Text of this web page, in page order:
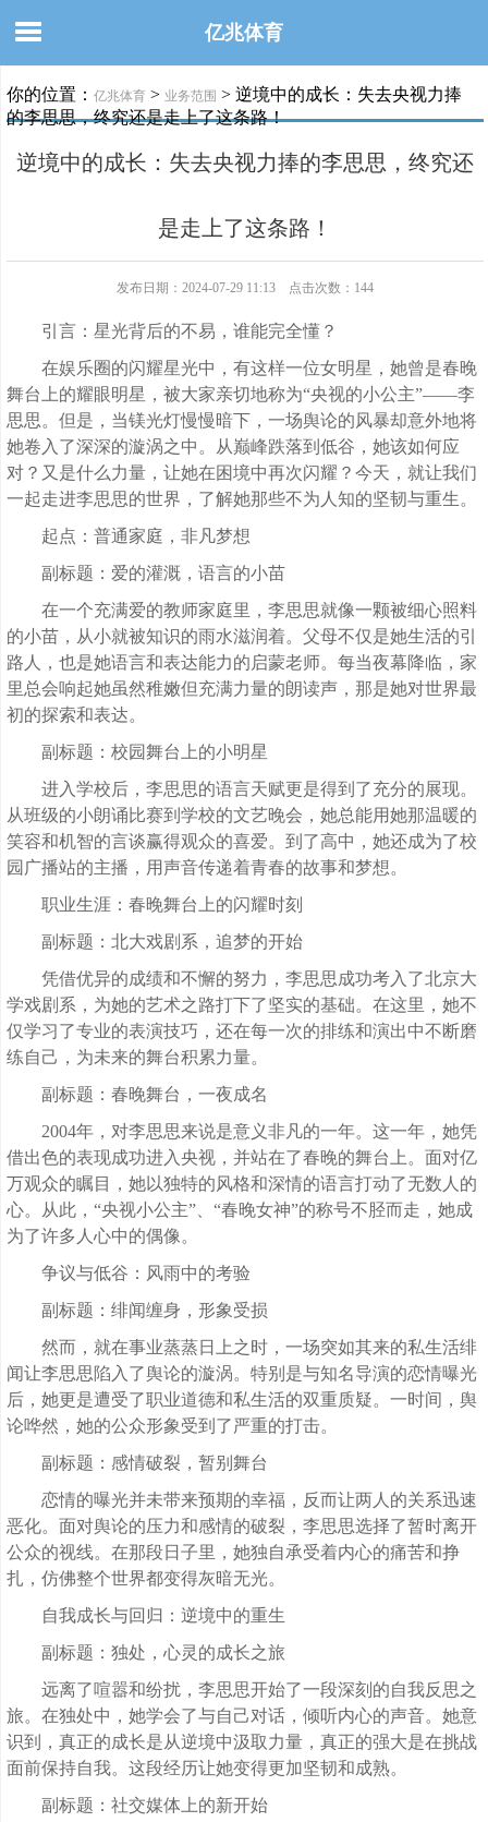
亿兆体育
你的位置： 亿兆体育 > 业务范围 > 逆境中的成长：失去央视力捧
的李思思，终究还是走上了这条路！
逆境中的成长：失去央视力捧的李思思，终究还
是走上了这条路！
发布日期：2024-07-29 11:13 点击次数：144
引言：星光背后的不易，谁能完全懂？
在娱乐圈的闪耀星光中，有这样一位女明星，她曾是春晚
舞台上的耀眼明星，被大家亲切地称为“央视的小公主”——李
思思。但是，当镁光灯慢慢暗下，一场舆论的风暴却意外地将
她卷入了深深的漩涡之中。从巅峰跌落到低谷，她该如何应
对？又是什么力量，让她在困境中再次闪耀？今天，就让我们
一起走进李思思的世界，了解她那些不为人知的坚韧与重生。
起点：普通家庭，非凡梦想
副标题：爱的灌溉，语言的小苗
在一个充满爱的教师家庭里，李思思就像一颗被细心照料
的小苗，从小就被知识的雨水滋润着。父母不仅是她生活的引
路人，也是她语言和表达能力的启蒙老师。每当夜幕降临，家
里总会响起她虽然稚嫩但充满力量的朗读声，那是她对世界最
初的探索和表达。
副标题：校园舞台上的小明星
进入学校后，李思思的语言天赋更是得到了充分的展现。
从班级的小朗诵比赛到学校的文艺晚会，她总能用她那温暖的
笑容和机智的言谈赢得观众的喜爱。到了高中，她还成为了校
园广播站的主播，用声音传递着青春的故事和梦想。
职业生涯：春晚舞台上的闪耀时刻
副标题：北大戏剧系，追梦的开始
凭借优异的成绩和不懈的努力，李思思成功考入了北京大
学戏剧系，为她的艺术之路打下了坚实的基础。在这里，她不
仅学习了专业的表演技巧，还在每一次的排练和演出中不断磨
练自己，为未来的舞台积累力量。
副标题：春晚舞台，一夜成名
2004年，对李思思来说是意义非凡的一年。这一年，她凭
借出色的表现成功进入央视，并站在了春晚的舞台上。面对亿
万观众的瞩目，她以独特的风格和深情的语言打动了无数人的
心。从此，“央视小公主”、“春晚女神”的称号不胫而走，她成
为了许多人心中的偶像。
争议与低谷：风雨中的考验
副标题：绯闻缠身，形象受损
然而，就在事业蒸蒸日上之时，一场突如其来的私生活绯
闻让李思思陷入了舆论的漩涡。特别是与知名导演的恋情曝光
后，她更是遭受了职业道德和私生活的双重质疑。一时间，舆
论哗然，她的公众形象受到了严重的打击。
副标题：感情破裂，暂别舞台
恋情的曝光并未带来预期的幸福，反而让两人的关系迅速
恶化。面对舆论的压力和感情的破裂，李思思选择了暂时离开
公众的视线。在那段日子里，她独自承受着内心的痛苦和挣
扎，仿佛整个世界都变得灰暗无光。
自我成长与回归：逆境中的重生
副标题：独处，心灵的成长之旅
远离了喧嚣和纷扰，李思思开始了一段深刻的自我反思之
旅。在独处中，她学会了与自己对话，倾听内心的声音。她意
识到，真正的成长是从逆境中汲取力量，真正的强大是在挑战
面前保持自我。这段经历让她变得更加坚韧和成熟。
副标题：社交媒体上的新开始